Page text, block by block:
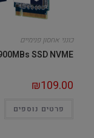
כונני אחסון פנימיים
SSD NVME
₪109.00
פרטים נוספים